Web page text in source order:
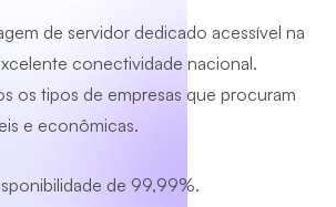
de servidor dedicado acessível na
conectividade nacional.
os tipos de empresas que procuram
e econômicas.
de 99,99%.